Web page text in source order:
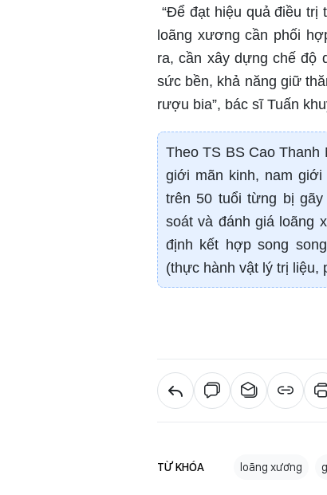
“Để đạt hiệu quả điều
loãng xương cần phối
ra, cần xây dựng chế độ
sức bền, khả năng giữ
rượu bia”, bác sĩ Tuấn
Theo TS BS Cao
giới mãn kinh, nam
trên 50 tuổi từng bị
soát và đánh giá loãng
định kết hợp song
(thực hành vật lý trị liệu,
TỪ KHÓA loãng xương